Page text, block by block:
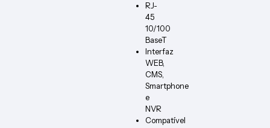
RJ-
45
10/100
BaseT
Interfaz
WEB,
CMS,
Smartphone
e
NVR
Compatível